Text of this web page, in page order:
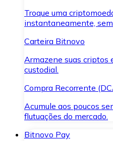
Troque uma
instantaneamente,
Carteira Bitnovo
Armazene suas criptos
custodial.
Compra Recorrente
Acumule aos poucos
flutuações do mercado.
Bitnovo Pay